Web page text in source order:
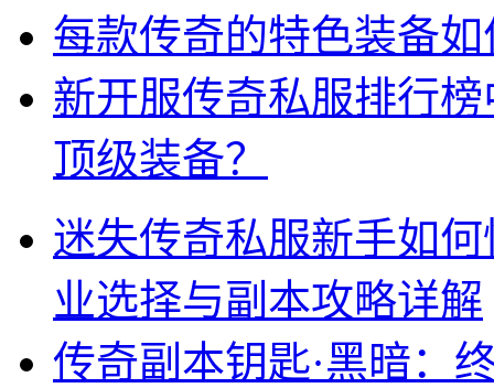
每款传奇的特色装备
新开服传奇私服排行
顶级装备？
迷失传奇私服新手如
业选择与副本攻略详解
传奇副本钥匙·黑暗：